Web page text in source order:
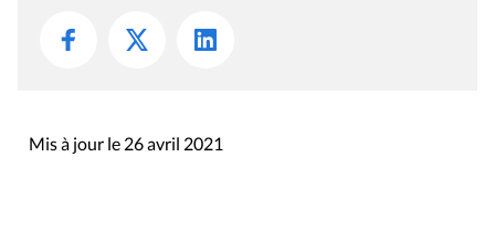
Mis à jour le 26 avril 2021